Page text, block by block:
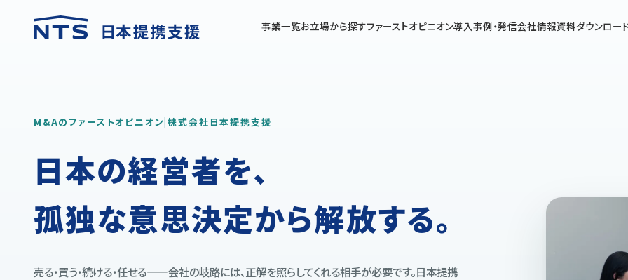
事業一覧お立場から探すファーストオピニオン導入事例・発信会社情報資料ダウンロー
M&Aのファーストオピニオン|株式会社日本提携支援
日本の経営者を、
孤独な意思決定から解放する。
売る・買う・続ける・任せる——会社の岐路には、正解を照らしてくれる相手が必要です。日本提携